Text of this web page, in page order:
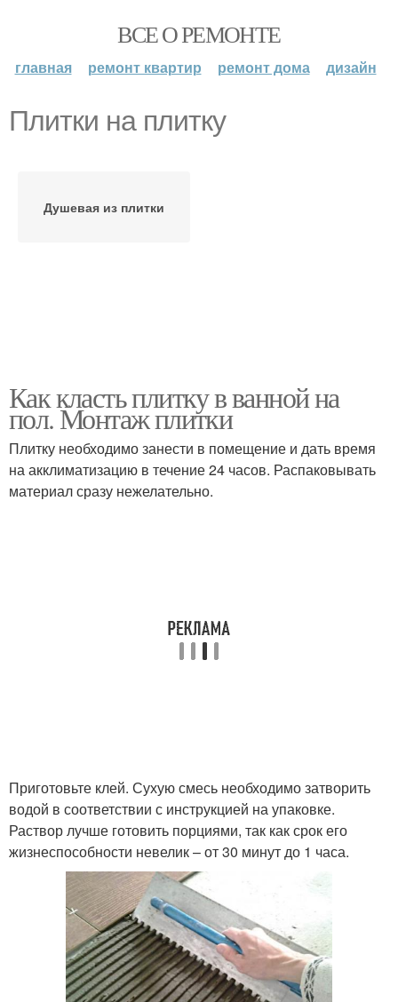
ВСЕ О РЕМОНТЕ
главная ремонт квартир ремонт дома дизайн
Плитки на плитку
Душевая из плитки
Как класть плитку в ванной на
пол. Монтаж плитки
Плитку необходимо занести в помещение и дать время
на акклиматизацию в течение 24 часов. Распаковывать
материал сразу нежелательно.
Приготовьте клей. Сухую смесь необходимо затворить
водой в соответствии с инструкцией на упаковке.
Раствор лучше готовить порциями, так как срок его
жизнеспособности невелик – от 30 минут до 1 часа.